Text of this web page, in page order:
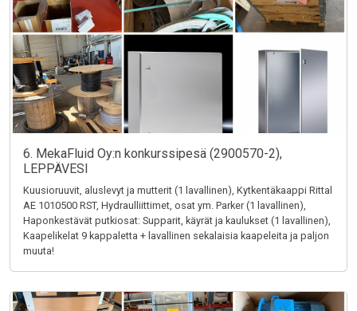
6. MekaFluid Oy:n konkurssipesä (2900570-2),
LEPPÄVESI
Kuusioruuvit, aluslevyt ja mutterit (1 lavallinen), Kytkentäkaappi Rittal
AE 1010500 RST, Hydraulliittimet, osat ym. Parker (1 lavallinen),
Haponkestävät putkiosat: Supparit, käyrät ja kaulukset (1 lavallinen),
Kaapelikelat 9 kappaletta + lavallinen sekalaisia kaapeleita ja paljon
muuta!